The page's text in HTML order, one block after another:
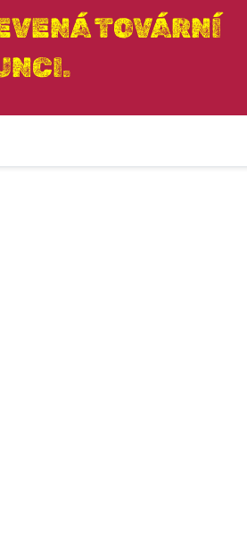
TOVÁRNÍ